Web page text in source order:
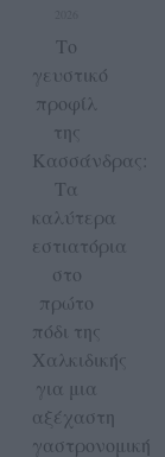
Το
γευστικό
προφίλ
της
Κασσάνδρας:
Τα
καλύτερα
εστιατόρια
στο
πρώτο
πόδι της
Χαλκιδικής
για μια
αξέχαστη
γαστρονομική